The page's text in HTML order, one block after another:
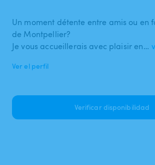
Un moment détente entre amis ou en
de Montpellier?
Je vous accueillerais avec plaisir en…
Ver el perfil
Verificar disponibilidad